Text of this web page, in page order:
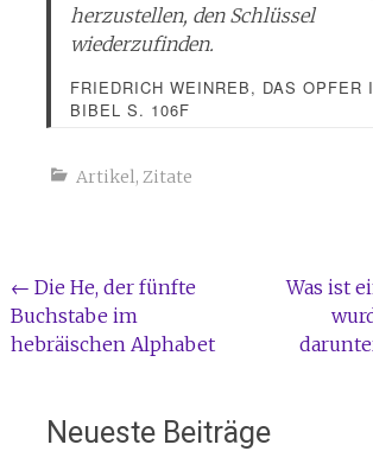
herzustellen, den Schlüssel
wiederzufinden.
FRIEDRICH WEINREB, DAS OPFER
BIBEL S. 106F
Artikel, Zitate
Beitragsnavigation
← Die He, der fünfte
Buchstabe im
hebräischen Alphabet
Was ist
Neueste Beiträge